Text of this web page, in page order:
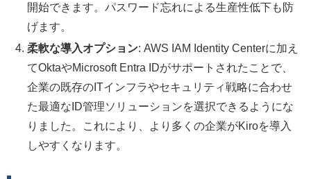
開始できます。パスワード忘れによる生産性低下も防
げます。
柔軟な導入オプション: AWS IAM Identity Centerに加え
てOktaやMicrosoft Entra IDがサポートされたことで、
企業の既存のITインフラやセキュリティ戦略に合わせ
た最適なID管理ソリューションを選択できるようにな
りました。これにより、より多くの企業がKiroを導入
しやすくなります。